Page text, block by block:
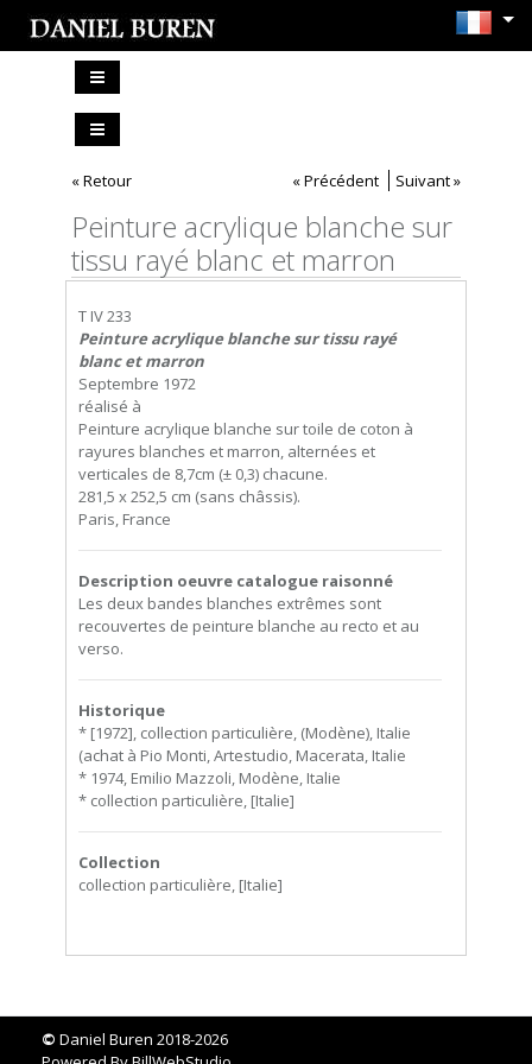
« Retour « Précédent Suivant »
Peinture acrylique blanche sur
tissu rayé blanc et marron
T IV 233
Peinture acrylique blanche sur tissu rayé
blanc et marron
Septembre 1972
réalisé à
Peinture acrylique blanche sur toile de coton à
rayures blanches et marron, alternées et
verticales de 8,7cm (± 0,3) chacune.
281,5 x 252,5 cm (sans châssis).
Paris, France
Description oeuvre catalogue raisonné
Les deux bandes blanches extrêmes sont
recouvertes de peinture blanche au recto et au
verso.
Historique
* [1972], collection particulière, (Modène), Italie
(achat à Pio Monti, Artestudio, Macerata, Italie
* 1974, Emilio Mazzoli, Modène, Italie
* collection particulière, [Italie]
Collection
collection particulière, [Italie]
© Daniel Buren 2018-2026